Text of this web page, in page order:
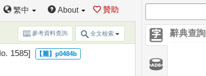
繁中 About 贊助
參考資料查詢 全文檢索
1585]
辭典查詢